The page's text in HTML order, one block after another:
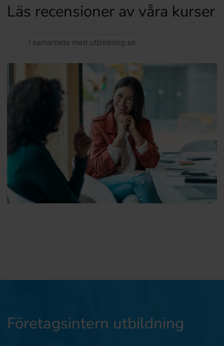
Läs recensioner av våra kurser
I samarbete med utbildning.se
Företagsintern utbildning